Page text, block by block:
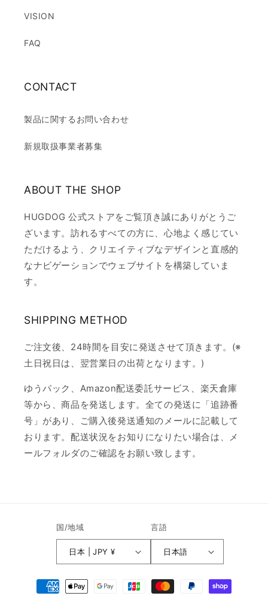
VISION
FAQ
CONTACT
製品に関するお問い合わせ
新規取扱事業者募集
ABOUT THE SHOP
HUGDOG 公式ストアをご覧頂き誠にありがとうご
ざいます。訪れるすべての方に、心地よく感じてい
ただけるよう、クリエイティブなデザインと直感的
なナビゲーションでウェブサイトを構築していま
す。
SHIPPING METHOD
ご注文後、24時間を目安に発送させて頂きます。(※
土日祝日は、翌営業日の出荷となります。)
ゆうパック、Amazon配送委託サービス、楽天倉庫
等から、商品を発送します。全ての発送に「追跡番
号」があり、ご購入後発送通知のメールに記載して
おります。配送状況をお知りになりたい場合は、メ
ールフォルダのご確認をお願い致します。
国/地域
日本 | JPY ¥
言語
日本語